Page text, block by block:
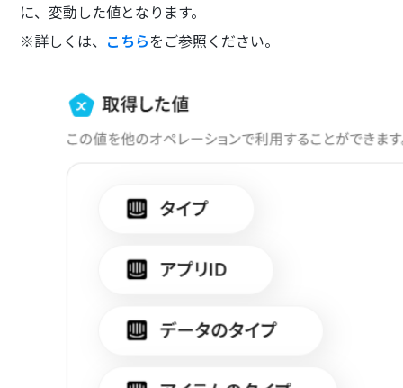
に、変動した値となります。
※詳しくは、 こちらをご参照ください。